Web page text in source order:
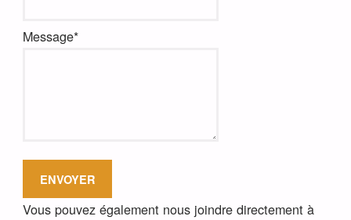
Message*
Vous pouvez également nous joindre directement à